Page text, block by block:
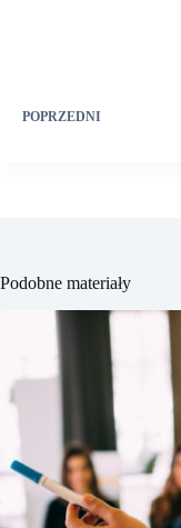
POPRZEDNI
Podobne materiały